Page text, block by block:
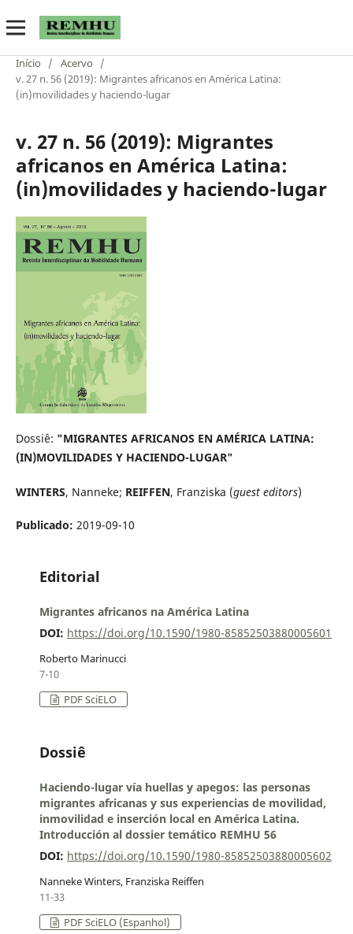
Início / Acervo
/
v. 27 n. 56 (2019): Migrantes africanos en América Latina:
(in)movilidades y haciendo-lugar
v. 27 n. 56 (2019): Migrantes
africanos en América Latina:
(in)movilidades y haciendo-lugar
Dossiê: "MIGRANTES AFRICANOS EN AMÉRICA LATINA:
(IN)MOVILIDADES Y HACIENDO-LUGAR"
WINTERS, Nanneke; REIFFEN, Franziska (guest editors)
Publicado: 2019-09-10
Editorial
Migrantes africanos na América Latina
DOI: https://doi.org/10.1590/1980-85852503880005601
Roberto Marinucci
7-10
PDF SciELO
Dossiê
Haciendo-lugar vía huellas y apegos: las personas
migrantes africanas y sus experiencias de movilidad,
inmovilidad e inserción local en América Latina.
Introducción al dossier temático REMHU 56
DOI: https://doi.org/10.1590/1980-85852503880005602
Nanneke Winters, Franziska Reiffen
11-33
PDF SciELO (Espanhol)